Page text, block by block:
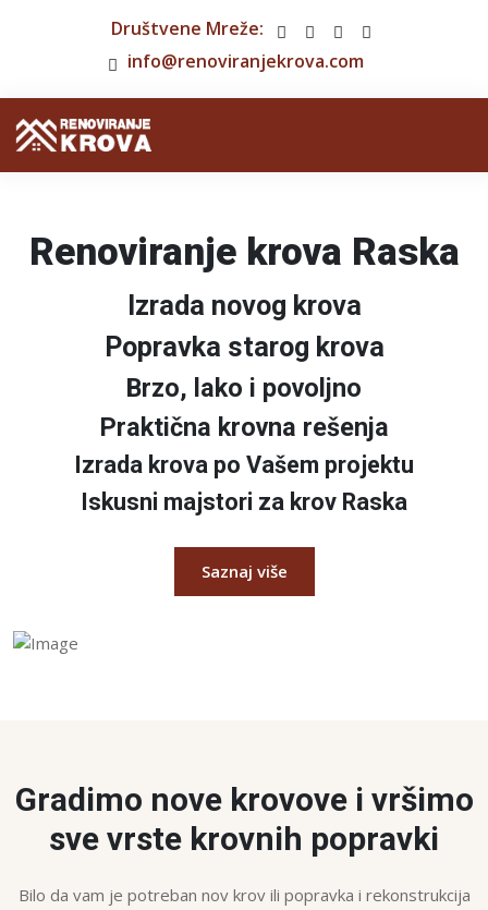
Društvene Mreže:
info@renoviranjekrova.com
Renoviranje krova Raska
Izrada novog krova
Popravka starog krova
Brzo, lako i povoljno
Praktična krovna rešenja
Izrada krova po Vašem projektu
Iskusni majstori za krov Raska
Saznaj više
Gradimo nove krovove i vršimo
sve vrste krovnih popravki
Bilo da vam je potreban nov krov ili popravka i rekonstrukcija